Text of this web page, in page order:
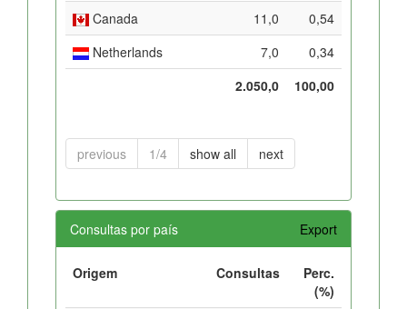
Canada
11,0
0,54
Netherlands
7,0
0,34
2.050,0
100,00
previous 1/4 show all next
Consultas por país Export
Origem Consultas
Perc.
(%)